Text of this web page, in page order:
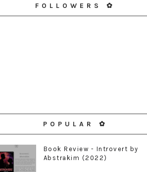
FOLLOWERS ✿
POPULAR ✿
Book Review - Introvert by
Abstrakim (2022)